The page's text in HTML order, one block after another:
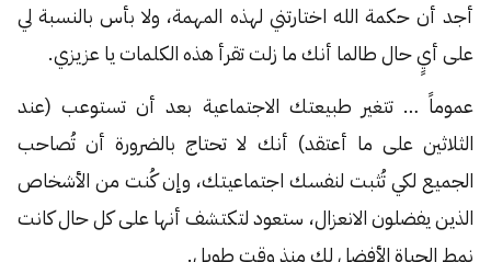
أجد أن حكمة الله اختارتني لهذه المهمة، ولا بأس بالنسبة لي
على أيٍ حال طالما أنك ما زلت تقرأ هذه الكلمات يا عزيزي.
عموماً … تتغير طبيعتك الاجتماعية بعد أن تستوعب (عند
الثلاثين على ما أعتقد) أنك لا تحتاج بالضرورة أن تُصاحب
الجميع لكي تُثبت لنفسك اجتماعيتك، وإن كُنت من الأشخاص
الذين يفضلون الانعزال، ستعود لتكتشف أنها على كل حال كانت
نمط الحياة الأفضل لك منذ وقت طويل.